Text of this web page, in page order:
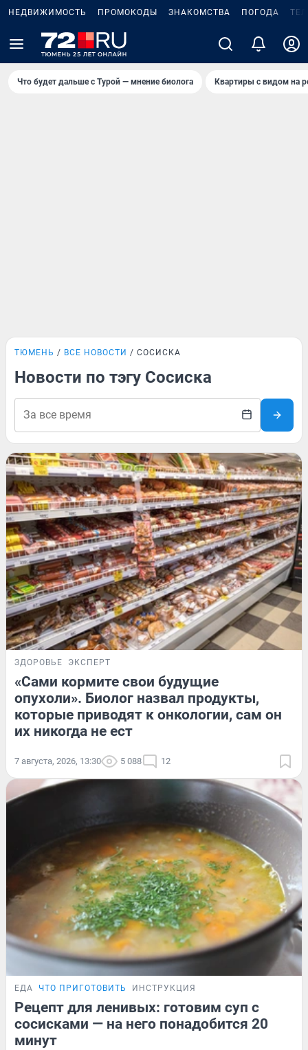
НЕДВИЖИМОСТЬ ПРОМОКОДЫ ЗНАКОМСТВА ПОГОДА
Что будет дальше с Турой — мнение биолога Квартиры с видом на
ТЮМЕНЬ ВСЕ НОВОСТИ СОСИСКА
Новости по тэгу Сосиска
ЗДОРОВЬЕ ЭКСПЕРТ
«Сами кормите свои будущие
опухоли». Биолог назвал продукты,
которые приводят к онкологии, сам он
их никогда не ест
7 августа, 2026, 13:30 5 088 12
ЕДА ЧТО ПРИГОТОВИТЬ ИНСТРУКЦИЯ
Рецепт для ленивых: готовим суп с
сосисками — на него понадобится 20
минут